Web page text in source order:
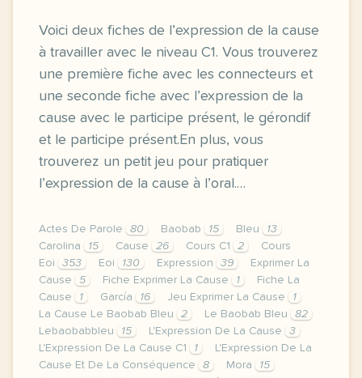
Voici deux fiches de l’expression de la cause
à travailler avec le niveau C1. Vous trouverez
une première fiche avec les connecteurs et
une seconde fiche avec l’expression de la
cause avec le participe présent, le gérondif
et le participe présent.En plus, vous
trouverez un petit jeu pour pratiquer
l’expression de la cause à l’oral.…
Actes De Parole 80 Baobab 15 Bleu
13
Carolina
15 Cause 26 Cours C1 2
Cours
Eoi
353 Eoi 130 Expression 39
Exprimer La
Cause
5 Fiche Exprimer La Cause 1
Fiche La
Cause
1 García 16 Jeu Exprimer La Cause
1
La Cause Le Baobab Bleu
2 Le Baobab Bleu
82
Lebaobabbleu
15 L'Expression De La Cause
3
L'Expression De La Cause C1
1
L'Expression De La
Cause Et De La Conséquence
8 Mora
15